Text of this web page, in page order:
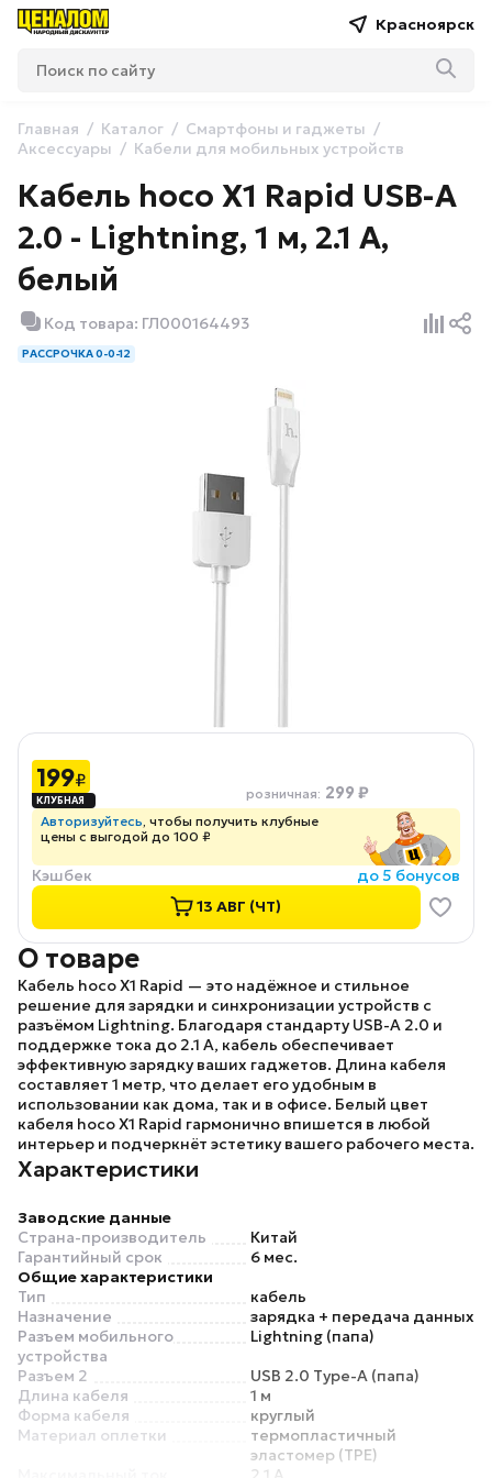
Красноярск
Главная Каталог
Смартфоны и гаджеты
Аксессуары
Кабели для мобильных устройств
Кабель hoco X1 Rapid USB-A
2.0 - Lightning, 1 м, 2.1 А,
белый
Код товара: ГЛ000164493
РАССРОЧКА 0-0-12
199₽
розничная: 299 ₽
Авторизуйтесь, чтобы получить клубные
цены с выгодой до 100 ₽
Кэшбек
до 5 бонусов
13 АВГ (ЧТ)
О товаре
Кабель hoco X1 Rapid — это надёжное и стильное
решение для зарядки и синхронизации устройств с
разъёмом Lightning. Благодаря стандарту USB-A 2.0 и
поддержке тока до 2.1 А, кабель обеспечивает
эффективную зарядку ваших гаджетов. Длина кабеля
составляет 1 метр, что делает его удобным в
использовании как дома, так и в офисе. Белый цвет
кабеля hoco X1 Rapid гармонично впишется в любой
интерьер и подчеркнёт эстетику вашего рабочего места.
Характеристики
Заводские данные
Страна-производитель
Китай
Гарантийный срок
6 мес.
Общие характеристики
Тип
кабель
Назначение
зарядка + передача данных
Разъем мобильного
устройства
Lightning (папа)
Разъем 2
USB 2.0 Type-A (папа)
Длина кабеля
1 м
Форма кабеля
круглый
Материал оплетки
термопластичный
эластомер (TPE)